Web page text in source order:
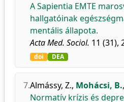
A Sapientia EMTE
hallgatóinak
mentális állapota.
Acta Med. Sociol. 11 (31),
doi DEA
7.Almássy, Z., Mohácsi, B.,
Normatív krízis és